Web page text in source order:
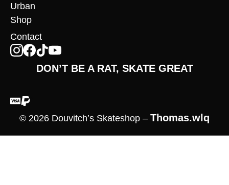
Urban
Shop
Contact
DON’T BE A RAT, SKATE GREAT
© 2026 Douvitch’s Skateshop – Thomas.wlq